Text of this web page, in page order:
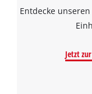
Entdecke
Jetzt